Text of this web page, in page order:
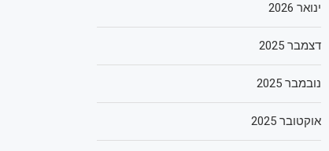
ינואר 2026
דצמבר 2025
נובמבר 2025
אוקטובר 2025